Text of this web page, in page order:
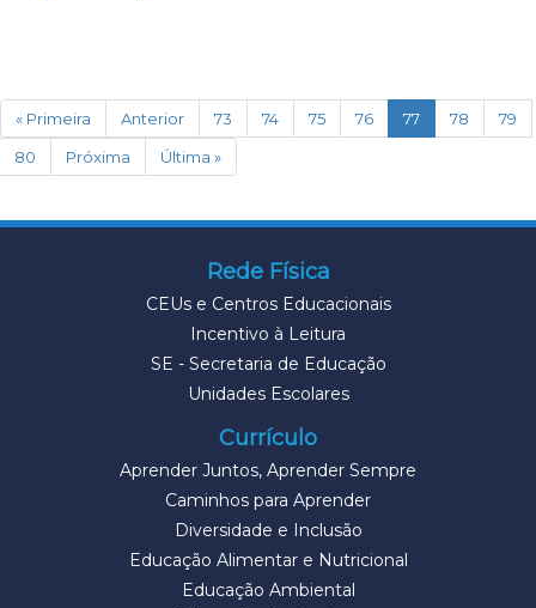
« Primeira Anterior 73 74 75 76 77(current)
78
79
80
Próxima Última »
Rede Física
CEUs e Centros Educacionais
Incentivo à Leitura
SE - Secretaria de Educação
Unidades Escolares
Currículo
Aprender Juntos, Aprender Sempre
Caminhos para Aprender
Diversidade e Inclusão
Educação Alimentar e Nutricional
Educação Ambiental